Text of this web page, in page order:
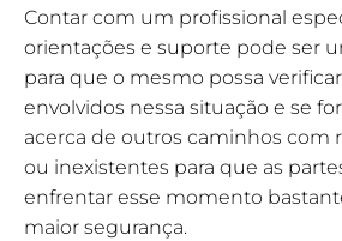
Contar com um profissional
orientações e suporte pode ser
para que o mesmo possa
envolvidos nessa situação e se
acerca de outros caminhos com
ou inexistentes para que as
enfrentar esse momento
maior segurança.